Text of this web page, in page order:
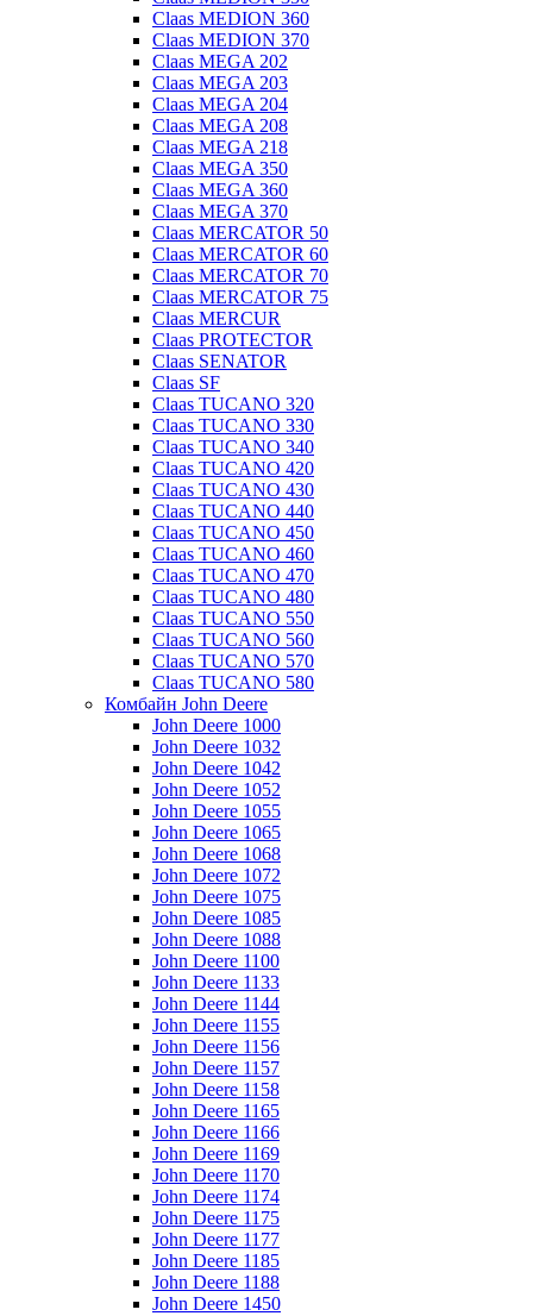
Claas MEDION 360
Claas MEDION 370
Claas MEGA 202
Claas MEGA 203
Claas MEGA 204
Claas MEGA 208
Claas MEGA 218
Claas MEGA 350
Claas MEGA 360
Claas MEGA 370
Claas MERCATOR 50
Claas MERCATOR 60
Claas MERCATOR 70
Claas MERCATOR 75
Claas MERCUR
Claas PROTECTOR
Claas SENATOR
Claas SF
Claas TUCANO 320
Claas TUCANO 330
Claas TUCANO 340
Claas TUCANO 420
Claas TUCANO 430
Claas TUCANO 440
Claas TUCANO 450
Claas TUCANO 460
Claas TUCANO 470
Claas TUCANO 480
Claas TUCANO 550
Claas TUCANO 560
Claas TUCANO 570
Claas TUCANO 580
Комбайн John Deere
John Deere 1000
John Deere 1032
John Deere 1042
John Deere 1052
John Deere 1055
John Deere 1065
John Deere 1068
John Deere 1072
John Deere 1075
John Deere 1085
John Deere 1088
John Deere 1100
John Deere 1133
John Deere 1144
John Deere 1155
John Deere 1156
John Deere 1157
John Deere 1158
John Deere 1165
John Deere 1166
John Deere 1169
John Deere 1170
John Deere 1174
John Deere 1175
John Deere 1177
John Deere 1185
John Deere 1188
John Deere 1450